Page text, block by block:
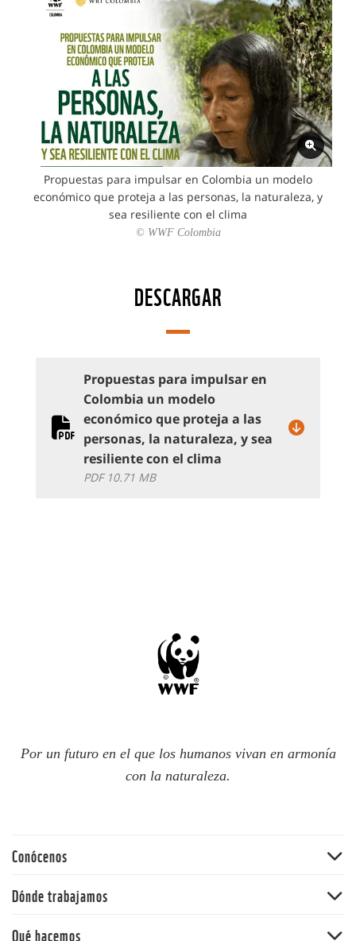
Propuestas para impulsar en Colombia un modelo
económico que proteja a las personas, la naturaleza, y
sea resiliente con el clima
© WWF Colombia
DESCARGAR
Propuestas para impulsar en
Colombia un modelo
económico que proteja a las
personas, la naturaleza, y sea
resiliente con el clima
PDF 10.71 MB
Por un futuro en el que los humanos vivan en armonía
con la naturaleza.
Conócenos
60 aniversario
Nuestras políticas
Dónde trabajamos
Qué hacemos